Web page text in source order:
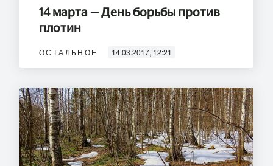
14 марта — День борьбы против
плотин
ОСТАЛЬНОЕ 14.03.2017, 12:21